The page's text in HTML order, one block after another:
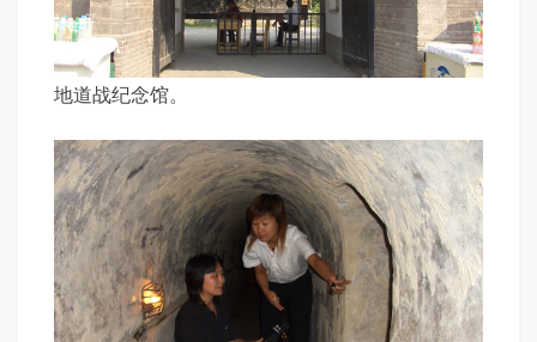
地道战纪念馆。